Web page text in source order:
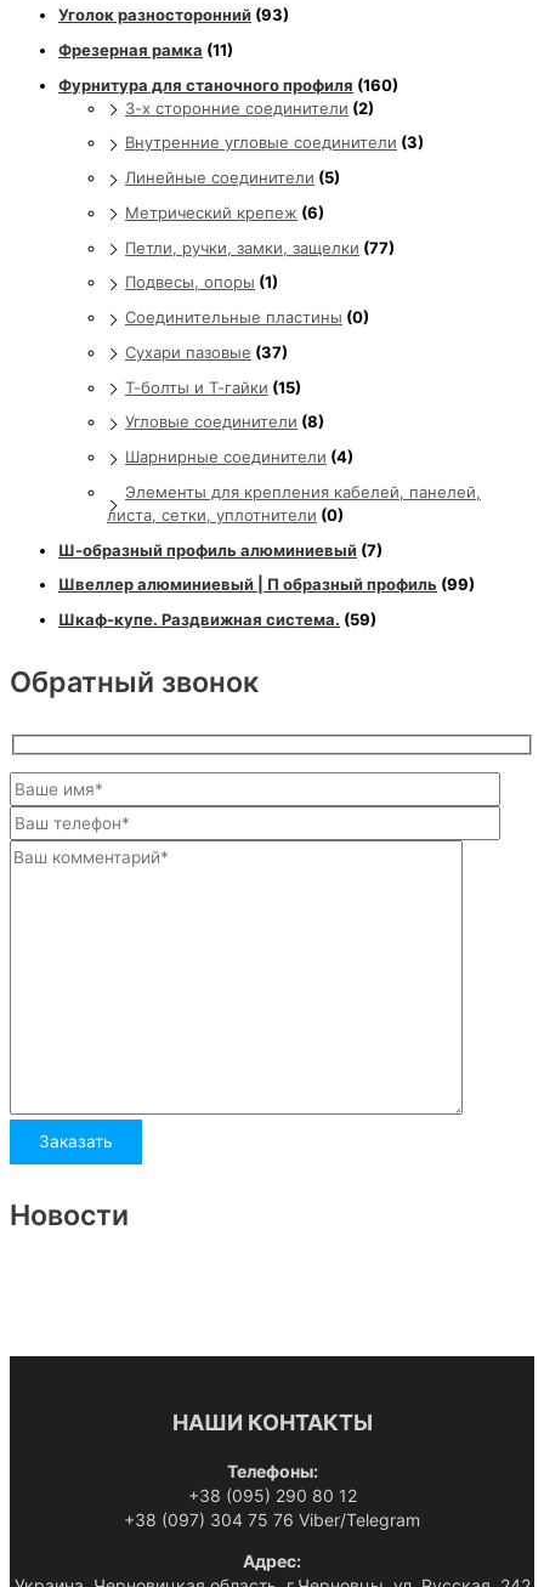
Уголок разносторонний (93)
Фрезерная рамка (11)
Фурнитура для станочного профиля (160)
3-х сторонние соединители (2)
Внутренние угловые соединители (3)
Линейные соединители (5)
Метрический крепеж (6)
Петли, ручки, замки, защелки (77)
Подвесы, опоры (1)
Соединительные пластины (0)
Сухари пазовые (37)
Т-болты и Т-гайки (15)
Угловые соединители (8)
Шарнирные соединители (4)
Элементы для крепления кабелей, панелей,
листа, сетки, уплотнители (0)
Ш-образный профиль алюминиевый (7)
Швеллер алюминиевый | П образный профиль (99)
Шкаф-купе. Раздвижная система. (59)
Обратный звонок
Новости
НАШИ КОНТАКТЫ
Телефоны:
+38 (095) 290 80 12
+38 (097) 304 75 76 Viber/Telegram
Адрес: